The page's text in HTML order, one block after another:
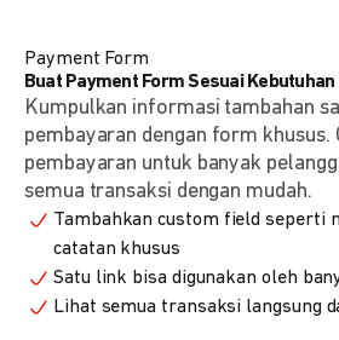
Payment Form
Buat Payment Form Sesuai
Kumpulkan informasi tambahan
pembayaran dengan form khusus.
pembayaran untuk banyak
semua transaksi dengan mudah.
Tambahkan custom field seperti
catatan khusus
Satu link bisa digunakan oleh
Lihat semua transaksi langsung